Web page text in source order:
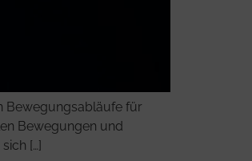
Bewegungsabläufe für
Bewegungen und
[…]